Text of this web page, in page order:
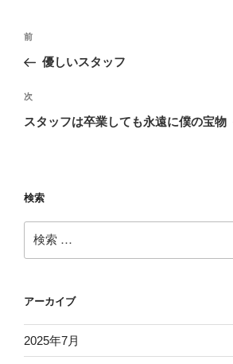
投
ビ
ゲ
ン
過
去
投
稿
前
優しいスタッフ
次
の
次
スタッフは卒業しても永遠に僕の宝物
検索
検
索:
アーカイブ
2025年7月